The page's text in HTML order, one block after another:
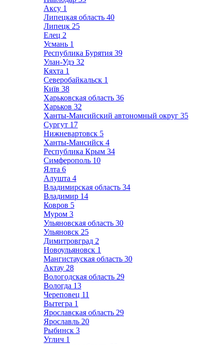
Аксу 1
Липецкая область 40
Липецк 25
Елец 2
Усмань 1
Республика Бурятия 39
Улан-Удэ 32
Кяхта 1
Северобайкальск 1
Київ 38
Харьковская область 36
Харьков 32
Ханты-Мансийский автономный округ 35
Сургут 17
Нижневартовск 5
Ханты-Мансийск 4
Республика Крым 34
Симферополь 10
Ялта 6
Алушта 4
Владимирская область 34
Владимир 14
Ковров 5
Муром 3
Ульяновская область 30
Ульяновск 25
Димитровград 2
Новоульяновск 1
Мангистауская область 30
Актау 28
Вологодская область 29
Вологда 13
Череповец 11
Вытегра 1
Ярославская область 29
Ярославль 20
Рыбинск 3
Углич 1